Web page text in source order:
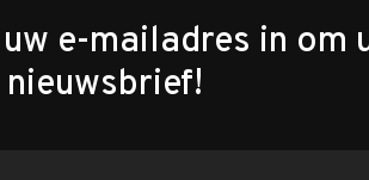
e-mailadres in om
nieuwsbrief!